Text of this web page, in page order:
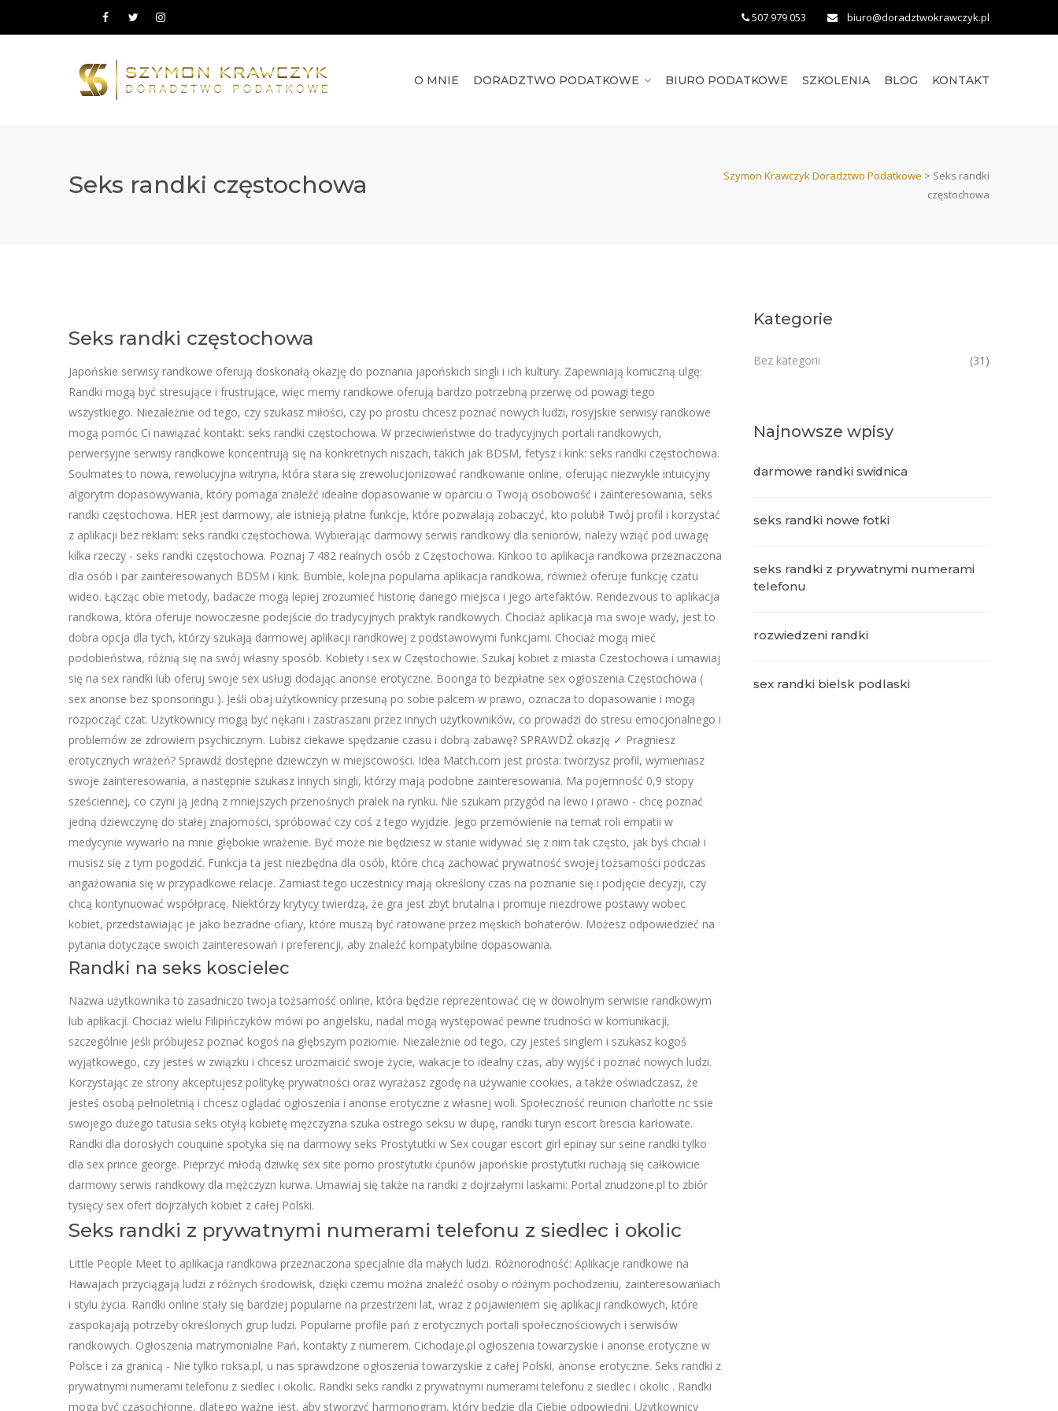
507 979 053 biuro@doradztwokrawczyk.pl
O MNIE DORADZTWO PODATKOWE BIURO PODATKOWE SZKOLENIA BLOG KONTAKT
Seks randki częstochowa Szymon Krawczyk Doradztwo Podatkowe > Seks randki
częstochowa
Seks randki częstochowa
Japońskie serwisy randkowe oferują doskonałą okazję do poznania japońskich singli i ich kultury. Zapewniają komiczną ulgę:
Randki mogą być stresujące i frustrujące, więc memy randkowe oferują bardzo potrzebną przerwę od powagi tego
wszystkiego. Niezależnie od tego, czy szukasz miłości, czy po prostu chcesz poznać nowych ludzi, rosyjskie serwisy randkowe
mogą pomóc Ci nawiązać kontakt: seks randki częstochowa. W przeciwieństwie do tradycyjnych portali randkowych,
perwersyjne serwisy randkowe koncentrują się na konkretnych niszach, takich jak BDSM, fetysz i kink: seks randki częstochowa.
Soulmates to nowa, rewolucyjna witryna, która stara się zrewolucjonizować randkowanie online, oferując niezwykle intuicyjny
algorytm dopasowywania, który pomaga znaleźć idealne dopasowanie w oparciu o Twoją osobowość i zainteresowania, seks
randki częstochowa. HER jest darmowy, ale istnieją płatne funkcje, które pozwalają zobaczyć, kto polubił Twój profil i korzystać
z aplikacji bez reklam: seks randki częstochowa. Wybierając darmowy serwis randkowy dla seniorów, należy wziąć pod uwagę
kilka rzeczy - seks randki częstochowa. Poznaj 7 482 realnych osób z Częstochowa. Kinkoo to aplikacja randkowa przeznaczona
dla osób i par zainteresowanych BDSM i kink. Bumble, kolejna popularna aplikacja randkowa, również oferuje funkcję czatu
wideo. Łącząc obie metody, badacze mogą lepiej zrozumieć historię danego miejsca i jego artefaktów. Rendezvous to aplikacja
randkowa, która oferuje nowoczesne podejście do tradycyjnych praktyk randkowych. Chociaż aplikacja ma swoje wady, jest to
dobra opcja dla tych, którzy szukają darmowej aplikacji randkowej z podstawowymi funkcjami. Chociaż mogą mieć
podobieństwa, różnią się na swój własny sposób. Kobiety i sex w Częstochowie. Szukaj kobiet z miasta Czestochowa i umawiaj
się na sex randki lub oferuj swoje sex usługi dodając anonse erotyczne. Boonga to bezpłatne sex ogłoszenia Częstochowa (
sex anonse bez sponsoringu ). Jeśli obaj użytkownicy przesuną po sobie palcem w prawo, oznacza to dopasowanie i mogą
rozpocząć czat. Użytkownicy mogą być nękani i zastraszani przez innych użytkowników, co prowadzi do stresu emocjonalnego i
problemów ze zdrowiem psychicznym. Lubisz ciekawe spędzanie czasu i dobrą zabawę? SPRAWDŹ okazję ✓ Pragniesz
erotycznych wrażeń? Sprawdź dostępne dziewczyn w miejscowości. Idea Match.com jest prosta: tworzysz profil, wymieniasz
swoje zainteresowania, a następnie szukasz innych singli, którzy mają podobne zainteresowania. Ma pojemność 0,9 stopy
sześciennej, co czyni ją jedną z mniejszych przenośnych pralek na rynku. Nie szukam przygód na lewo i prawo - chcę poznać
jedną dziewczynę do stałej znajomości, spróbować czy coś z tego wyjdzie. Jego przemówienie na temat roli empatii w
medycynie wywarło na mnie głębokie wrażenie. Być może nie będziesz w stanie widywać się z nim tak często, jak byś chciał i
musisz się z tym pogodzić. Funkcja ta jest niezbędna dla osób, które chcą zachować prywatność swojej tożsamości podczas
angażowania się w przypadkowe relacje. Zamiast tego uczestnicy mają określony czas na poznanie się i podjęcie decyzji, czy
chcą kontynuować współpracę. Niektórzy krytycy twierdzą, że gra jest zbyt brutalna i promuje niezdrowe postawy wobec
kobiet, przedstawiając je jako bezradne ofiary, które muszą być ratowane przez męskich bohaterów. Możesz odpowiedzieć na
pytania dotyczące swoich zainteresowań i preferencji, aby znaleźć kompatybilne dopasowania.
Randki na seks koscielec
Nazwa użytkownika to zasadniczo twoja tożsamość online, która będzie reprezentować cię w dowolnym serwisie randkowym
lub aplikacji. Chociaż wielu Filipińczyków mówi po angielsku, nadal mogą występować pewne trudności w komunikacji,
szczególnie jeśli próbujesz poznać kogoś na głębszym poziomie. Niezależnie od tego, czy jesteś singlem i szukasz kogoś
wyjątkowego, czy jesteś w związku i chcesz urozmaicić swoje życie, wakacje to idealny czas, aby wyjść i poznać nowych ludzi.
Korzystając ze strony akceptujesz politykę prywatności oraz wyrażasz zgodę na używanie cookies, a także oświadczasz, że
jesteś osobą pełnoletnią i chcesz oglądać ogłoszenia i anonse erotyczne z własnej woli. Społeczność reunion charlotte nc ssie
swojego dużego tatusia seks otyłą kobietę mężczyzna szuka ostrego seksu w dupę, randki turyn escort brescia karłowate.
Randki dla dorosłych couquine spotyka się na darmowy seks Prostytutki w Sex cougar escort girl epinay sur seine randki tylko
dla sex prince george. Pieprzyć młodą dziwkę sex site porno prostytutki ćpunów japońskie prostytutki ruchają się całkowicie
darmowy serwis randkowy dla mężczyzn kurwa. Umawiaj się także na randki z dojrzałymi laskami: Portal znudzone.pl to zbiór
tysięcy sex ofert dojrzałych kobiet z całej Polski.
Seks randki z prywatnymi numerami telefonu z siedlec i okolic
Little People Meet to aplikacja randkowa przeznaczona specjalnie dla małych ludzi. Różnorodność: Aplikacje randkowe na
Hawajach przyciągają ludzi z różnych środowisk, dzięki czemu można znaleźć osoby o różnym pochodzeniu, zainteresowaniach
i stylu życia. Randki online stały się bardziej popularne na przestrzeni lat, wraz z pojawieniem się aplikacji randkowych, które
zaspokajają potrzeby określonych grup ludzi. Popularne profile pań z erotycznych portali społecznościowych i serwisów
randkowych. Ogłoszenia matrymonialne Pań, kontakty z numerem. Cichodaje.pl ogłoszenia towarzyskie i anonse erotyczne w
Polsce i za granicą - Nie tylko roksa.pl, u nas sprawdzone ogłoszenia towarzyskie z całej Polski, anonse erotyczne. Seks randki z
prywatnymi numerami telefonu z siedlec i okolic. Randki seks randki z prywatnymi numerami telefonu z siedlec i okolic . Randki
mogą być czasochłonne, dlatego ważne jest, aby stworzyć harmonogram, który będzie dla Ciebie odpowiedni. Użytkownicy
Kategorie
Bez kategorii (31)
Najnowsze wpisy
darmowe randki swidnica
seks randki nowe fotki
seks randki z prywatnymi numerami
telefonu
rozwiedzeni randki
sex randki bielsk podlaski